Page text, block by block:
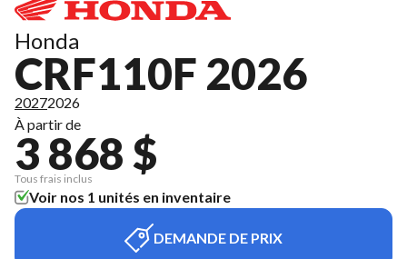
Honda
CRF110F 2026
20272026
À partir de
3 868 $
Tous frais inclus
Voir nos 1 unités en inventaire
DEMANDE DE PRIX